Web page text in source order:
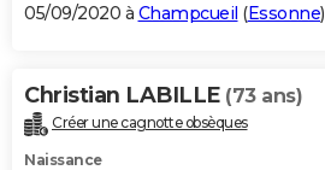
05/09/2020 à Champcueil (Essonne)
Christian LABILLE (73 ans)
Créer une cagnotte obsèques
Naissance